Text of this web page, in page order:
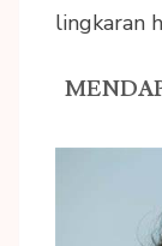
lingkaran